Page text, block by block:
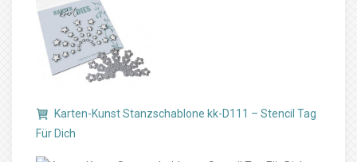
Karten-Kunst Stanzschablone kk-D111 – Stencil Tag
Für Dich